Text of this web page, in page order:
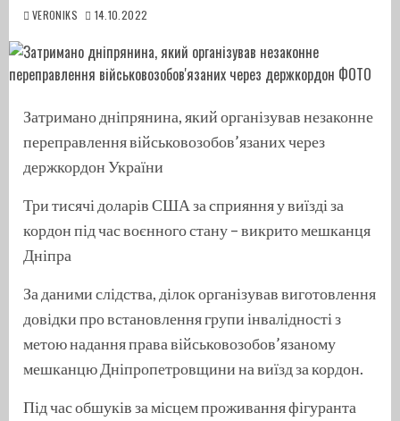
VERONIKS 14.10.2022
Затримано дніпрянина, який організував незаконне
переправлення військовозобов’язаних через
держкордон України
Три тисячі доларів США за сприяння у виїзді за
кордон під час воєнного стану – викрито мешканця
Дніпра
За даними слідства, ділок організував виготовлення
довідки про встановлення групи інвалідності з
метою надання права військовозобов’язаному
мешканцю Дніпропетровщини на виїзд за кордон.
Під час обшуків за місцем проживання фігуранта